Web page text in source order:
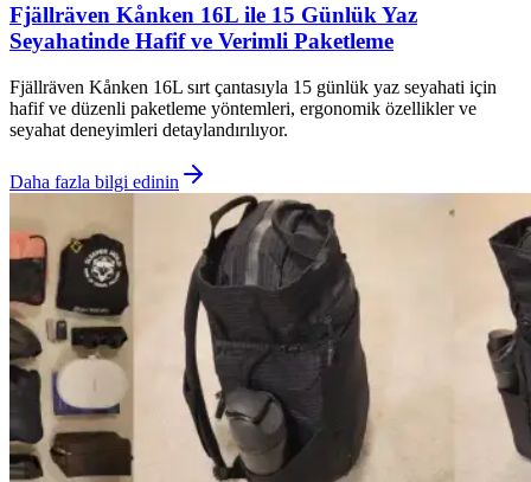
Fjällräven Kånken 16L ile 15 Günlük Yaz
Seyahatinde Hafif ve Verimli Paketleme
Fjällräven Kånken 16L sırt çantasıyla 15 günlük yaz seyahati için
hafif ve düzenli paketleme yöntemleri, ergonomik özellikler ve
seyahat deneyimleri detaylandırılıyor.
Daha fazla bilgi edinin